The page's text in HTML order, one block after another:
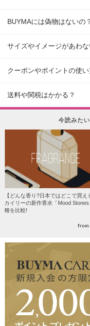
BUYMAには偽物はないの
サイズやイメージがあわ
クーポンやポイントの使
送料や関税はかかる？
今読みた
FRAGRANCE
【どんな香り?日本ではどこで買え
カイリーの新作香水「Mood
種を比較!